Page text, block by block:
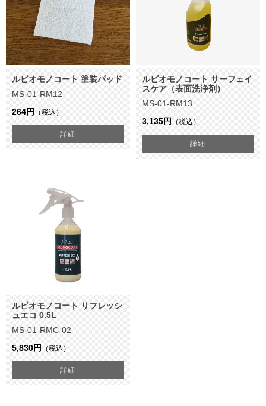
ルビオモノコート 塗装パッド
MS-01-RM12
264円
（税込）
詳細
ルビオモノコート サーフェイ
スケア（表面洗浄剤）
MS-01-RM13
3,135円
（税込）
詳細
ルビオモノコート リフレッシ
ュエコ 0.5L
MS-01-RMC-02
5,830円
（税込）
詳細